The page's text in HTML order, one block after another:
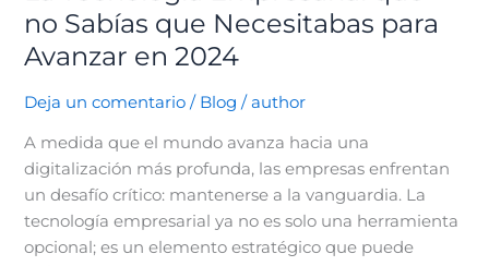
no Sabías que Necesitabas para
Avanzar en 2024
Deja un comentario / Blog /author
A medida que el mundo avanza hacia una
digitalización más profunda, las empresas enfrentan
un desafío crítico: mantenerse a la vanguardia. La
tecnología empresarial ya no es solo una herramienta
opcional; es un elemento estratégico que puede